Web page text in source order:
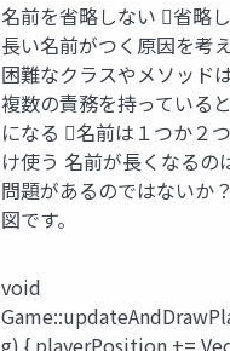
名前を省略しない 省略
長い名前がつく原因を考
困難なクラスやメソッド
複数の責務を持っている
になる 名前は１つか２
け使う 名前が長くなるの
問題があるのではないか
図です。
void